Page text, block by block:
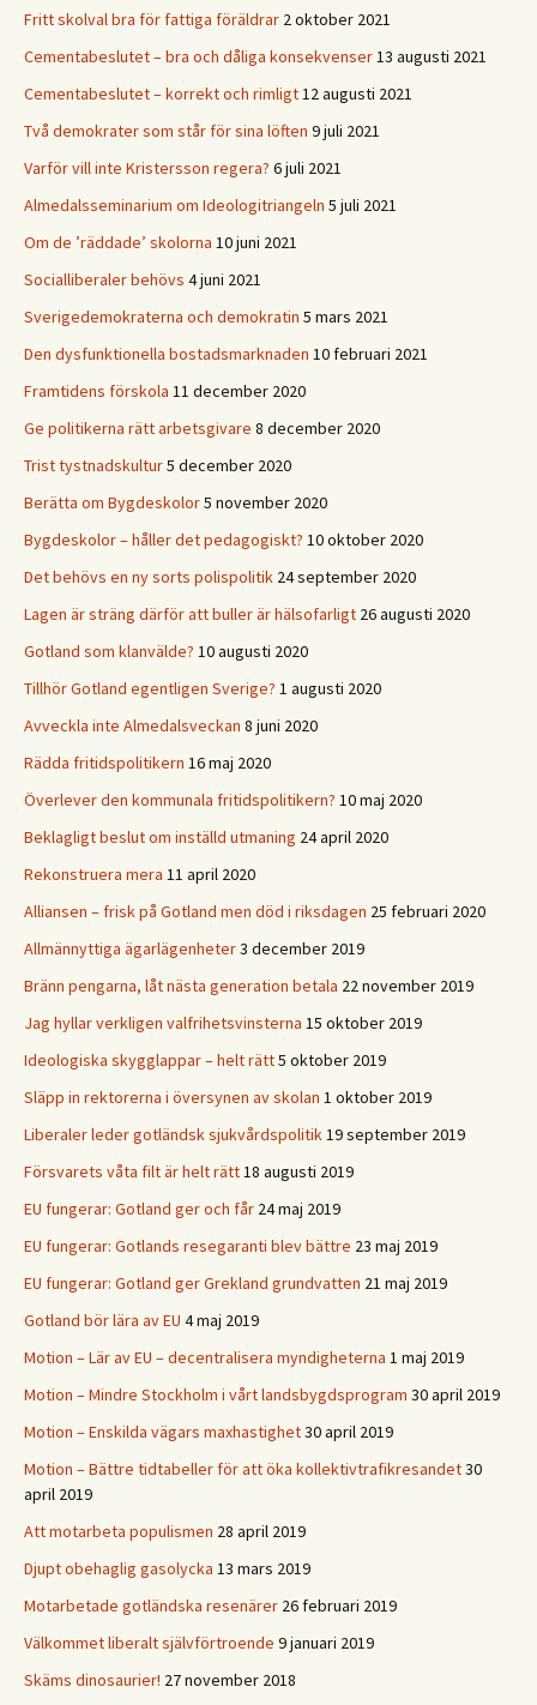
Fritt skolval bra för fattiga föräldrar 2 oktober 2021
Cementabeslutet – bra och dåliga konsekvenser13 augusti 2021
Cementabeslutet – korrekt och rimligt12 augusti 2021
Två demokrater som står för sina löften 9 juli 2021
Varför vill inte Kristersson regera? 6 juli 2021
Almedalsseminarium om Ideologitriangeln 5 juli 2021
Om de ’räddade’ skolorna 10 juni 2021
Socialliberaler behövs 4 juni 2021
Sverigedemokraterna och demokratin 5 mars 2021
Den dysfunktionella bostadsmarknaden 10 februari 2021
Framtidens förskola 11 december 2020
Ge politikerna rätt arbetsgivare 8 december 2020
Trist tystnadskultur5 december 2020
Berätta om Bygdeskolor5 november 2020
Bygdeskolor – håller det pedagogiskt? 10 oktober 2020
Det behövs en ny sorts polispolitik 24 september 2020
Lagen är sträng därför att buller är hälsofarligt 26 augusti 2020
Gotland som klanvälde? 10 augusti 2020
Tillhör Gotland egentligen Sverige? 1 augusti 2020
Avveckla inte Almedalsveckan 8 juni 2020
Rädda fritidspolitikern 16 maj 2020
Överlever den kommunala fritidspolitikern? 10 maj 2020
Beklagligt beslut om inställd utmaning 24 april 2020
Rekonstruera mera 11 april 2020
Alliansen – frisk på Gotland men död i riksdagen 25 februari 2020
Allmännyttiga ägarlägenheter3 december 2019
Bränn pengarna, låt nästa generation betala 22 november 2019
Jag hyllar verkligen valfrihetsvinsterna 15 oktober 2019
Ideologiska skygglappar – helt rätt5 oktober 2019
Släpp in rektorerna i översynen av skolan 1 oktober 2019
Liberaler leder gotländsk sjukvårdspolitik19 september 2019
Försvarets våta filt är helt rätt18 augusti 2019
EU fungerar: Gotland ger och får 24 maj 2019
EU fungerar: Gotlands resegaranti blev bättre 23 maj 2019
EU fungerar: Gotland ger Grekland grundvatten 21 maj 2019
Gotland bör lära av EU 4 maj 2019
Motion – Lär av EU – decentralisera myndigheterna 1 maj 2019
Motion – Mindre Stockholm i vårt landsbygdsprogram 30 april 2019
Motion – Enskilda vägars maxhastighet30 april 2019
Motion – Bättre tidtabeller för att öka kollektivtrafikresandet30
april 2019
Att motarbeta populismen 28 april 2019
Djupt obehaglig gasolycka 13 mars 2019
Motarbetade gotländska resenärer 26 februari 2019
Välkommet liberalt självförtroende 9 januari 2019
Skäms dinosaurier! 27 november 2018